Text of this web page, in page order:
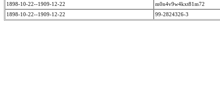
1898-10-22--1909-12-22
m0n4v9w4kxt81m72
1898-10-22--1909-12-22
99-2824326-3